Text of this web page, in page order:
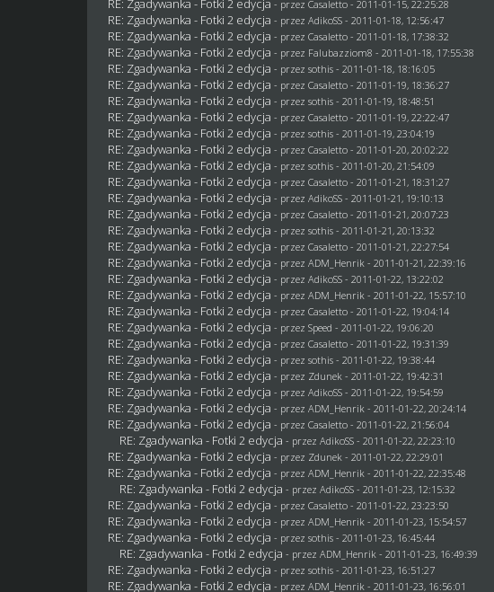
- przezCasaletto - 2011-01-15, 22:25:28
RE: Zgadywanka - Fotki 2 edycja - przez AdikoSS - 2011-01-18, 12:56:47
RE: Zgadywanka - Fotki 2 edycja - przezCasaletto - 2011-01-18, 17:38:32
RE: Zgadywanka - Fotki 2 edycja - przez Falubazziom8 - 2011-01-18, 17:55:38
RE: Zgadywanka - Fotki 2 edycja - przezsothis - 2011-01-18, 18:16:05
RE: Zgadywanka - Fotki 2 edycja - przezCasaletto - 2011-01-19, 18:36:27
RE: Zgadywanka - Fotki 2 edycja - przezsothis - 2011-01-19, 18:48:51
RE: Zgadywanka - Fotki 2 edycja - przezCasaletto - 2011-01-19, 22:22:47
RE: Zgadywanka - Fotki 2 edycja - przezsothis - 2011-01-19, 23:04:19
RE: Zgadywanka - Fotki 2 edycja - przezCasaletto - 2011-01-20, 20:02:22
RE: Zgadywanka - Fotki 2 edycja - przezsothis - 2011-01-20, 21:54:09
RE: Zgadywanka - Fotki 2 edycja - przezCasaletto - 2011-01-21, 18:31:27
RE: Zgadywanka - Fotki 2 edycja - przez AdikoSS - 2011-01-21, 19:10:13
RE: Zgadywanka - Fotki 2 edycja - przezCasaletto - 2011-01-21, 20:07:23
RE: Zgadywanka - Fotki 2 edycja - przezsothis - 2011-01-21, 20:13:32
RE: Zgadywanka - Fotki 2 edycja - przezCasaletto - 2011-01-21, 22:27:54
RE: Zgadywanka - Fotki 2 edycja - przezADM_Henrik - 2011-01-21, 22:39:16
RE: Zgadywanka - Fotki 2 edycja - przez AdikoSS - 2011-01-22, 13:22:02
RE: Zgadywanka - Fotki 2 edycja - przezADM_Henrik - 2011-01-22, 15:57:10
RE: Zgadywanka - Fotki 2 edycja - przezCasaletto - 2011-01-22, 19:04:14
RE: Zgadywanka - Fotki 2 edycja - przezSpeed - 2011-01-22, 19:06:20
RE: Zgadywanka - Fotki 2 edycja - przezCasaletto - 2011-01-22, 19:31:39
RE: Zgadywanka - Fotki 2 edycja - przezsothis - 2011-01-22, 19:38:44
RE: Zgadywanka - Fotki 2 edycja - przez Zdunek - 2011-01-22, 19:42:31
RE: Zgadywanka - Fotki 2 edycja - przez AdikoSS - 2011-01-22, 19:54:59
RE: Zgadywanka - Fotki 2 edycja - przezADM_Henrik - 2011-01-22, 20:24:14
RE: Zgadywanka - Fotki 2 edycja - przezCasaletto - 2011-01-22, 21:56:04
RE: Zgadywanka - Fotki 2 edycja - przez AdikoSS - 2011-01-22, 22:23:10
RE: Zgadywanka - Fotki 2 edycja - przez Zdunek - 2011-01-22, 22:29:01
RE: Zgadywanka - Fotki 2 edycja - przezADM_Henrik - 2011-01-22, 22:35:48
RE: Zgadywanka - Fotki 2 edycja - przez AdikoSS - 2011-01-23, 12:15:32
RE: Zgadywanka - Fotki 2 edycja - przezCasaletto - 2011-01-22, 23:23:50
RE: Zgadywanka - Fotki 2 edycja - przezADM_Henrik - 2011-01-23, 15:54:57
RE: Zgadywanka - Fotki 2 edycja - przezsothis - 2011-01-23, 16:45:44
RE: Zgadywanka - Fotki 2 edycja - przezADM_Henrik - 2011-01-23, 16:49:39
RE: Zgadywanka - Fotki 2 edycja - przezsothis - 2011-01-23, 16:51:27
RE: Zgadywanka - Fotki 2 edycja - przezADM_Henrik - 2011-01-23, 16:56:01